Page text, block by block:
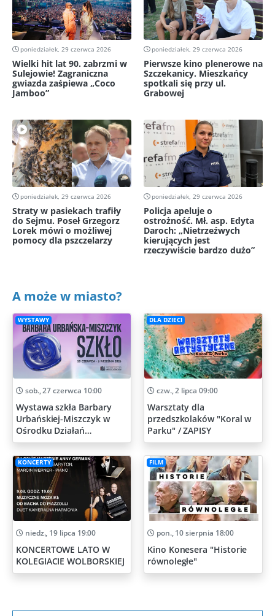
poniedziałek, 29 czerwca 2026
Wielki hit lat 90. zabrzmi w
Sulejowie! Zagraniczna
gwiazda zaśpiewa „Coco
Jamboo”
poniedziałek, 29 czerwca 2026
Pierwsze kino plenerowe na
Szczekanicy. Mieszkańcy
spotkali się przy ul.
Grabowej
poniedziałek, 29 czerwca 2026
Straty w pasiekach trafiły
do Sejmu. Poseł Grzegorz
Lorek mówi o możliwej
pomocy dla pszczelarzy
poniedziałek, 29 czerwca 2026
Policja apeluje o
ostrożność. Mł. asp. Edyta
Daroch: „Nietrzeźwych
kierujących jest
rzeczywiście bardzo dużo”
A może w miasto?
WYSTAWY
sob., 27 czerwca 10:00
Wystawa szkła Barbary
Urbańskiej-Miszczyk w
Ośrodku Działań
Artystycznych
DLA DZIECI
czw., 2 lipca 09:00
Warsztaty dla
przedszkolaków "Koral w
Parku" / ZAPISY
KONCERTY
niedz., 19 lipca 19:00
KONCERTOWE LATO W
KOLEGIACIE WOLBORSKIEJ
FILM
pon., 10 sierpnia 18:00
Kino Konesera "Historie
równoległe"